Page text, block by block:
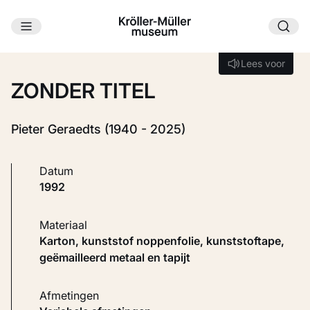
Ga naar hoofdinhoud
Lees voor
Lees voor
ZONDER TITEL
Pieter Geraedts (1940 - 2025)
Datum
1992
Materiaal
Karton, kunststof noppenfolie, kunststoftape,
geëmailleerd metaal en tapijt
Afmetingen